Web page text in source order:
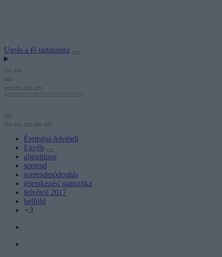
Ugrás a fő tartalomra
Érettségi-felvételi
Egyéb
algoritmus
sorrend
sorrendmódosítás
jelentkezési statisztika
felvételi 2017
belföld
+3